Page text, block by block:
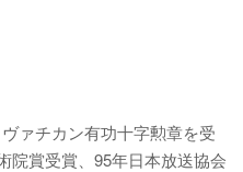
ァチカン有功十字勲章を受
院賞受賞、95年日本放送協会